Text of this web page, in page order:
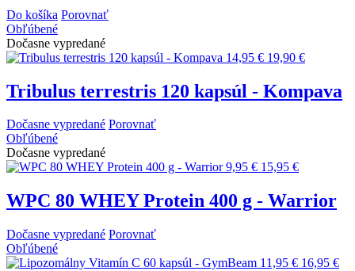
Do košíka Porovnať
Obľúbené
Dočasne vypredané
14,95 € 19,90 €
Tribulus terrestris 120 kapsúl - Kompava
Dočasne vypredané Porovnať
Obľúbené
Dočasne vypredané
9,95 € 15,95 €
WPC 80 WHEY Protein 400 g - Warrior
Dočasne vypredané Porovnať
Obľúbené
11,95 € 16,95 €